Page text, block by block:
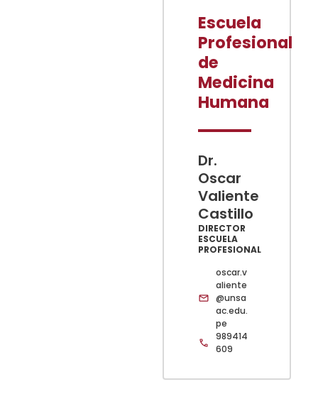
Escuela
Profesional
de
Medicina
Humana
Dr.
Oscar
Valiente
Castillo
DIRECTOR
ESCUELA
PROFESIONAL
oscar.v
aliente
@unsa
ac.edu.
pe
989414
609